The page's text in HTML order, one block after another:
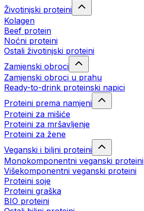
Životinjski proteini
Kolagen
Beef protein
Noćni proteini
Ostali životinjski proteini
Zamjenski obroci
Zamjenski obroci u prahu
Ready-to-drink proteinski napici
Proteini prema namjeni
Proteini za mišiće
Proteini za mršavljenje
Proteini za žene
Veganski i biljni proteini
Monokomponentni veganski proteini
Višekomponentni veganski proteini
Proteini soje
Proteini graška
BIO proteini